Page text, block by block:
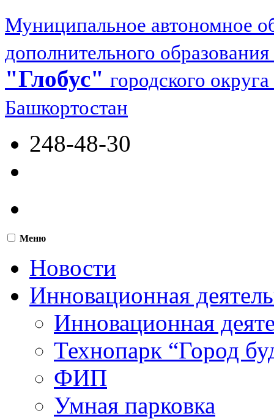
Муниципальное автономное
дополнительного образования
"Глобус" городского
Башкортостан
248-48-30
Меню
Новости
Инновационная
Инновационная
Технопарк “Город
ФИП
Умная парковка